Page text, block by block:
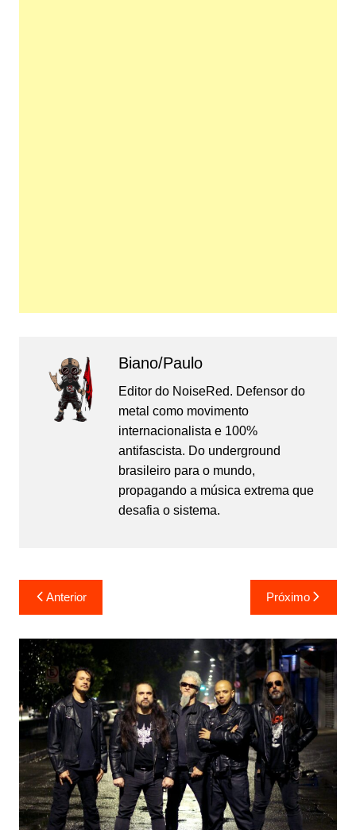
Biano/Paulo
Editor do NoiseRed. Defensor do
metal como movimento
internacionalista e 100%
antifascista. Do underground
brasileiro para o mundo,
propagando a música extrema que
desafia o sistema.
Navegação
de
Post
Anterior Próximo